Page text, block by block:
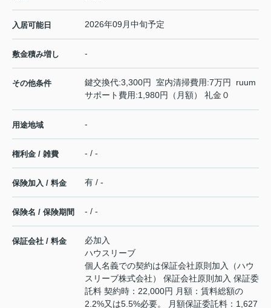
入居可能日 2026年09月中旬予定
敷金積み増し -
その他条件
鍵交換代:3,300円 室内清掃費用:7万円 ruum
サポート費用:1,980円（月額） 礼金０
用途地域 -
権利金 / 雑費 - / -
保険加入 / 料金 有 / -
保険名 / 保険期間 - / -
保証会社 / 料金
必加入
ハウスリーブ
個人名義での契約は保証会社原則加入（ハウ
スリーブ株式会社） 保証会社原則加入 保証委
託料 契約時：22,000円 月額：賃料総額の
2.2%又は5.5%必要。 月額保証委託料：1,627